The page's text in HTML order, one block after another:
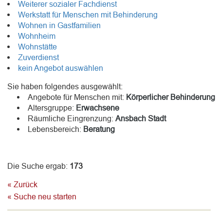
Weiterer sozialer Fachdienst
Werkstatt für Menschen mit Behinderung
Wohnen in Gastfamilien
Wohnheim
Wohnstätte
Zuverdienst
kein Angebot auswählen
Sie haben folgendes ausgewählt:
Angebote für Menschen mit: Körperlicher Behinderung
Altersgruppe: Erwachsene
Räumliche Eingrenzung: Ansbach Stadt
Lebensbereich: Beratung
Die Suche ergab: 173
« Zurück
« Suche neu starten